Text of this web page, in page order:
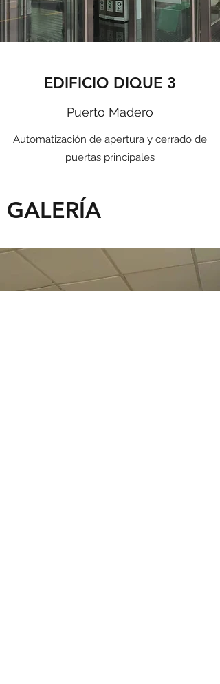
GALERÍA
EDIFICIO DIQUE 3
Puerto Madero
Automatización de apertura y cerrado de
puertas principales